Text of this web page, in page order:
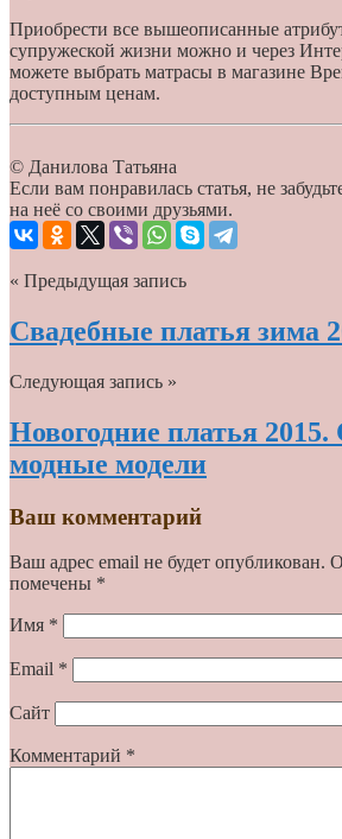
Приобрести все вышеописанные
супружеской жизни можно и через
можете выбрать матрасы в магазине
доступным ценам.
© Данилова Татьяна
Если вам понравилась статья, не
на неё со своими друзьями.
« Предыдущая запись
Свадебные платья зима
Следующая запись »
Новогодние платья
модные модели
Ваш комментарий
Ваш адрес email не будет опубликован.
помечены *
Имя *
Email *
Сайт
Комментарий *